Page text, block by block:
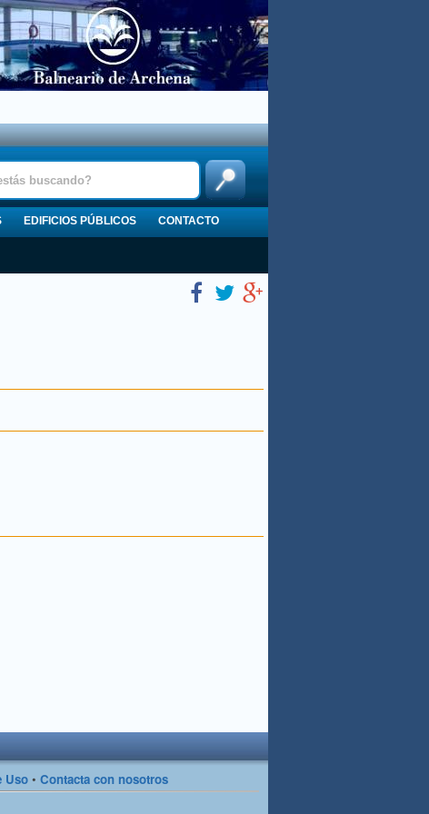
EDIFICIOS PÚBLICOS CONTACTO
Uso • Contacta con nosotros